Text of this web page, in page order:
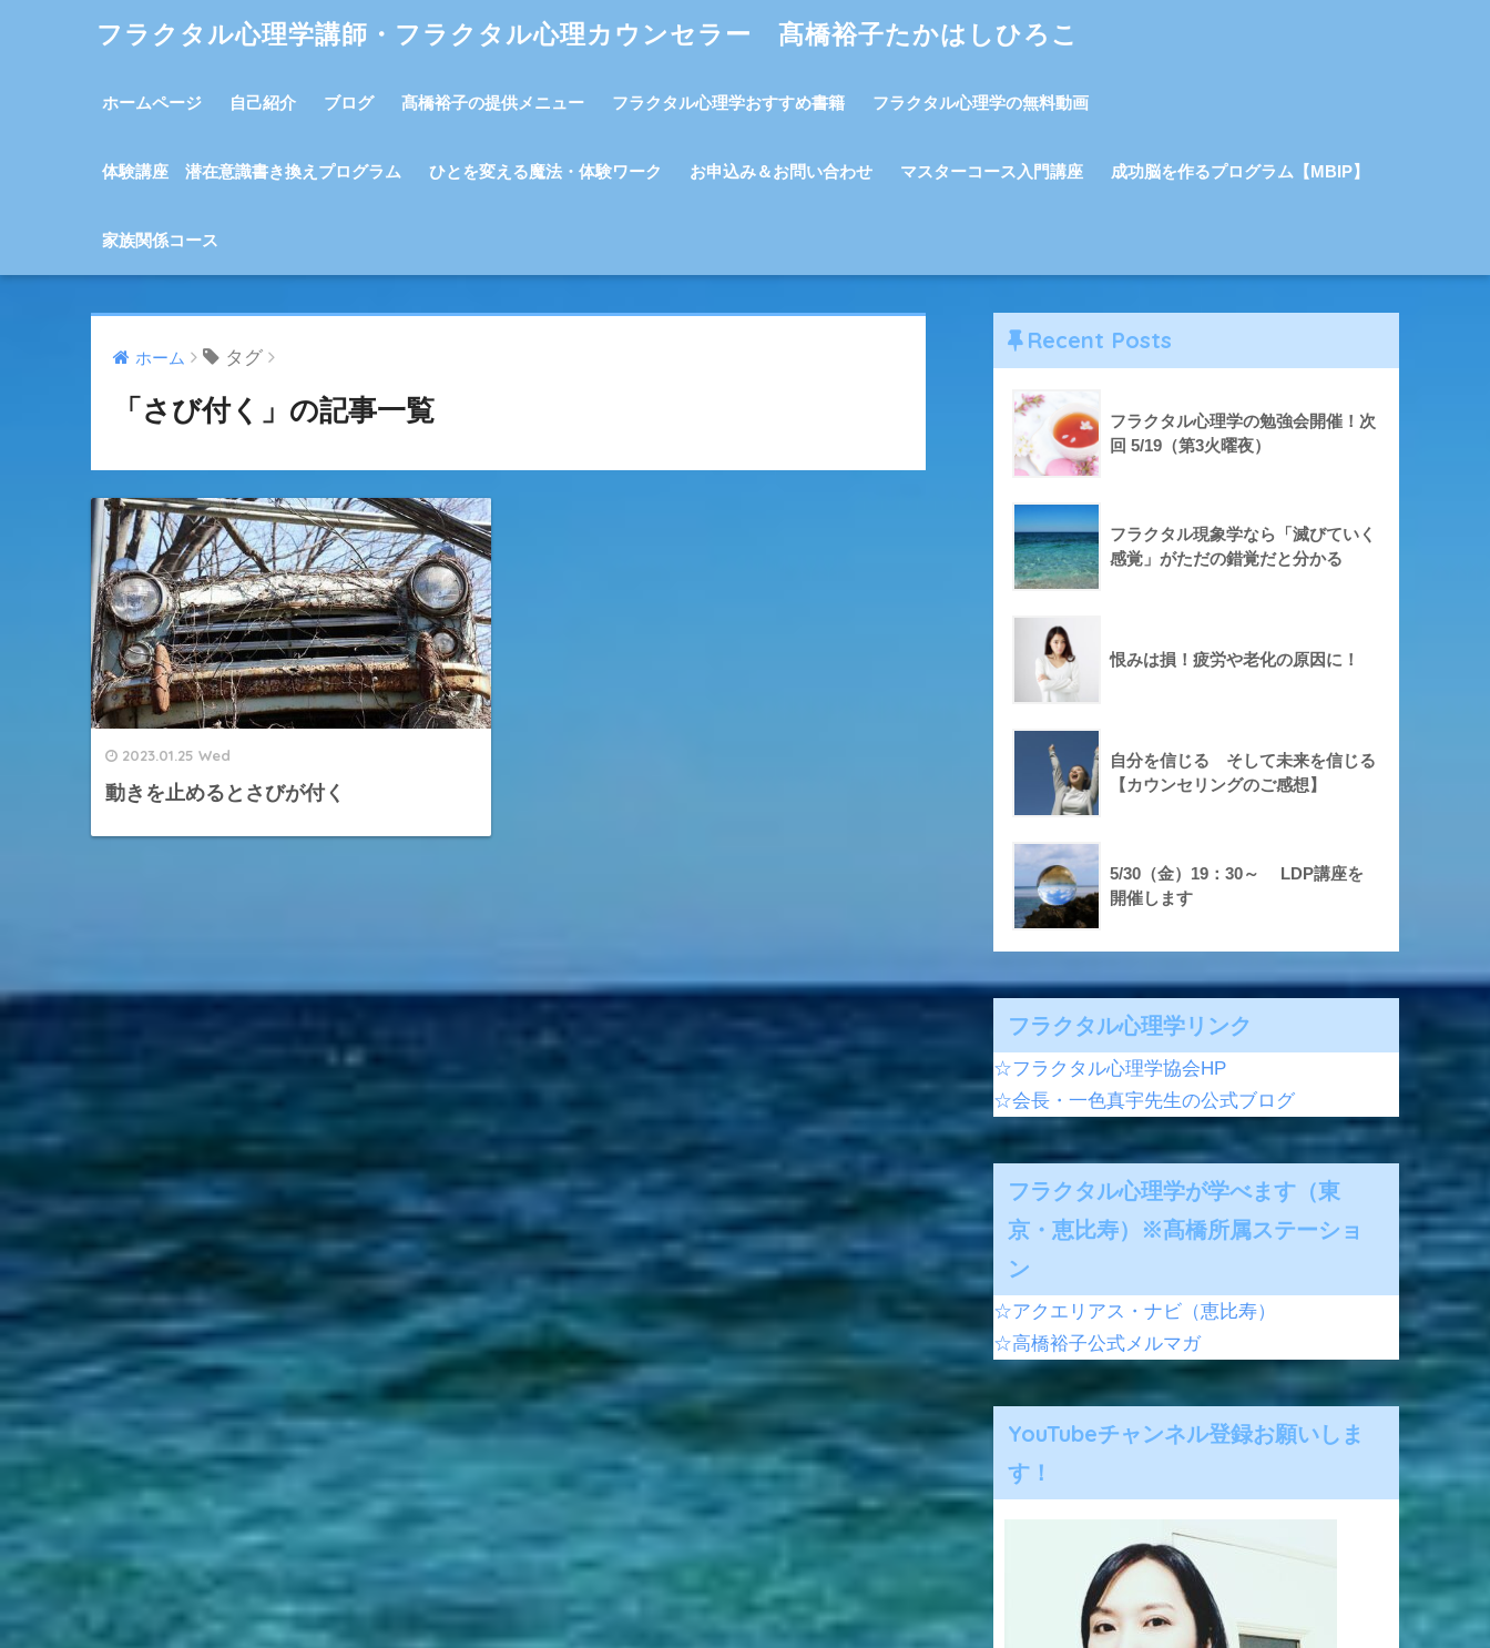
フラクタル心理学講師・フラクタル心理カウンセラー 髙橋裕子たかはしひろこ
ホームページ 自己紹介 ブログ 髙橋裕子の提供メニュー フラクタル心理学おすすめ書籍 フラクタル心理学の無料動画
体験講座 潜在意識書き換えプログラム ひとを変える魔法・体験ワーク お申込み＆お問い合わせ マスターコース入門講座 成功脳を作るプログラム【MBIP】
家族関係コース
ホーム タグ
「さび付く」の記事一覧
2023.01.25 Wed
動きを止めるとさびが付く
Recent Posts
フラクタル心理学の勉強会開催！次
回 5/19（第3火曜夜）
フラクタル現象学なら「滅びていく
感覚」がただの錯覚だと分かる
恨みは損！疲労や老化の原因に！
自分を信じる そして未来を信じる
【カウンセリングのご感想】
5/30（金）19：30～ LDP講座を
開催します
フラクタル心理学リンク
☆フラクタル心理学協会HP
☆会長・一色真宇先生の公式ブログ
フラクタル心理学が学べます（東
京・恵比寿）※髙橋所属ステーショ
ン
☆アクエリアス・ナビ（恵比寿）
☆高橋裕子公式メルマガ
YouTubeチャンネル登録お願いしま
す！